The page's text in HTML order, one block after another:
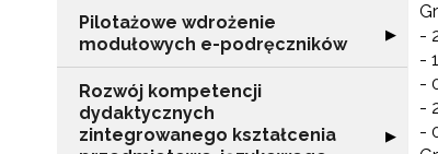
Pilotażowe wdrożenie
modułowych e-podręczników
Rozwiń
▶
Rozwój kompetencji
dydaktycznych
zintegrowanego kształcenia
Rozwiń
▶
-
-
-
-
-